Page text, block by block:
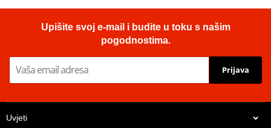
Upišite svoj e-mail i budite u toku s našim
pogodnostima.
Prijava
Uvjeti